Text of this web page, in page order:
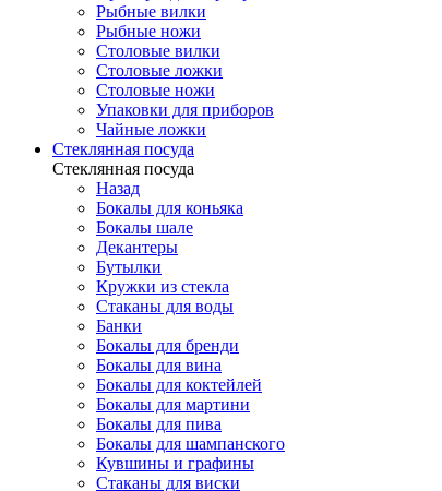
Рыбные вилки
Рыбные ножи
Столовые вилки
Столовые ложки
Столовые ножи
Упаковки для приборов
Чайные ложки
Стеклянная посуда
Стеклянная посуда
Назад
Бокалы для коньяка
Бокалы шале
Декантеры
Бутылки
Кружки из стекла
Стаканы для воды
Банки
Бокалы для бренди
Бокалы для вина
Бокалы для коктейлей
Бокалы для мартини
Бокалы для пива
Бокалы для шампанского
Кувшины и графины
Стаканы для виски